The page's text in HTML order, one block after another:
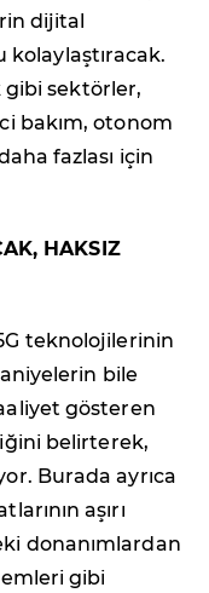
dijital
gibi sektörler,
bakım, otonom
fazlası için
HAKSIZ
teknolojilerinin
bile
gösteren
belirterek,
Burada ayrıca
aşırı
donanımlardan
gibi